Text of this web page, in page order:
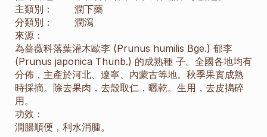
主類別：
潤下藥
分類別：
潤瀉
來源：
為薔薇科落葉灌木歐李 (Prunus humilis Bge.) 郁李
(Prunus japonica Thunb.) 的成熟種 子。全國各地均有
分佈，主產於河北、遼寧、內蒙古等地。秋季果實成熟
時採摘。除去果肉，去殼取仁，曬乾。生用，去皮搗碎
用。
功效：
潤腸順便，利水消腫。